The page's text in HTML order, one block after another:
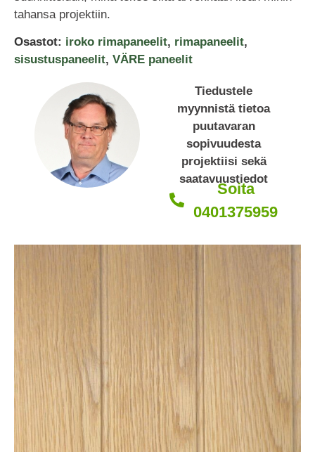
tahansa projektiin.
Osastot: iroko rimapaneelit, rimapaneelit,
sisustuspaneelit, VÄRE paneelit
Tiedustele
myynnistä tietoa
puutavaran
sopivuudesta
projektiisi sekä
saatavuustiedot
Soita
0401375959